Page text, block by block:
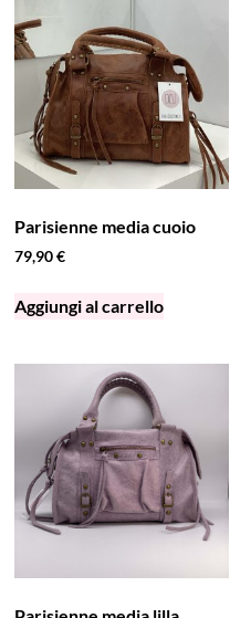
Parisienne media cuoio
79,90€
Aggiungi al carrello